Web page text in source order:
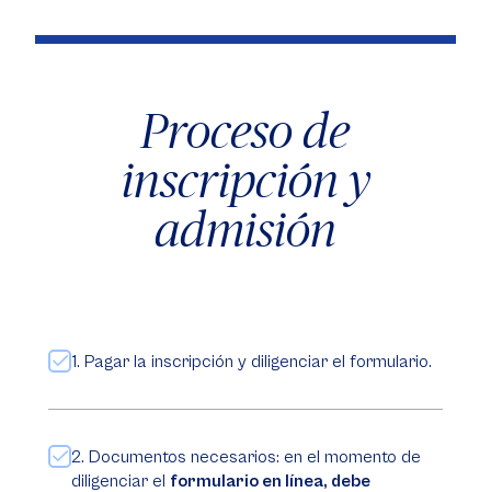
Proceso de
inscripción y
admisión
1. Pagar la inscripción y diligenciar el formulario.
2. Documentos necesarios: en el momento de
diligenciar el formulario en línea, debe